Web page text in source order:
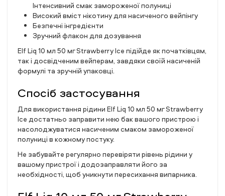
Інтенсивний смак замороженої полуниці
Високий вміст нікотину для насиченого вейпінгу
Безпечні інгредієнти
Зручний флакон для дозування
Elf Liq 10 мл 50 мг Strawberry Ice підійде як початківцям,
так і досвідченим вейперам, завдяки своїй насиченій
формулі та зручній упаковці.
Спосіб застосування
Для використання рідини Elf Liq 10 мл 50 мг Strawberry
Ice достатньо заправити нею бак вашого пристрою і
насолоджуватися насиченим смаком замороженої
полуниці в кожному постуку.
Не забувайте регулярно перевіряти рівень рідини у
вашому пристрої і додозаправляти його за
необхідності, щоб уникнути пересихання випарника.